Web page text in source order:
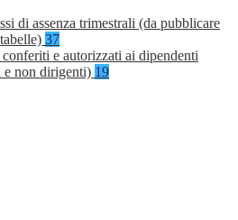
di assenza trimestrali (da pubblicare
37
e autorizzati ai dipendenti
e non dirigenti) 19